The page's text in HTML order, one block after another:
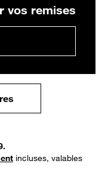
vos remises
incluses, valables